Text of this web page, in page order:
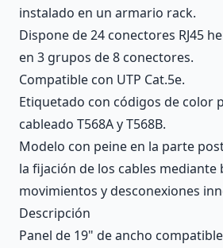
instalado en un armario rack.
Dispone de 24 conectores RJ45
en 3 grupos de 8 conectores.
Compatible con UTP Cat.5e.
Etiquetado con códigos de color
cableado T568A y T568B.
Modelo con peine en la parte
la fijación de los cables
movimientos y desconexiones
Descripción
Panel de 19" de ancho